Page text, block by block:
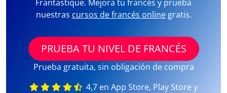
Frantastique. Mejora tu francés y prueba
nuestras cursos de francés onlinegratis.
PRUEBA TU NIVEL DE FRANCÉS
Prueba gratuita, sin obligación de compra
4,7 en App Store, Play Store y